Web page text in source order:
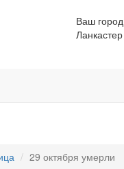
Ваш город
Ланкастер
29 октября умерли